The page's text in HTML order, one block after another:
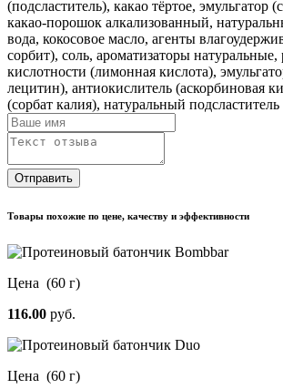
(подсластитель), какао тёртое, эмульгатор
какао-порошок алкализованный,
вода, кокосовое масло, агенты
сорбит), соль, ароматизаторы натуральные,
кислотности (лимонная кислота),
лецитин), антиокислитель (аскорбиновая
(сорбат калия), натуральный подсластитель
Отправить
Товары похожие по цене, качеству и эффективности
Цена (60 г)
116.00 руб.
Цена (60 г)